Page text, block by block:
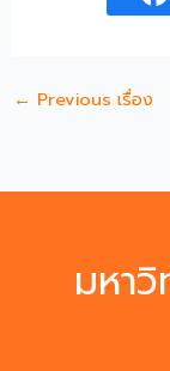
← Previous เรื่อง
มหา